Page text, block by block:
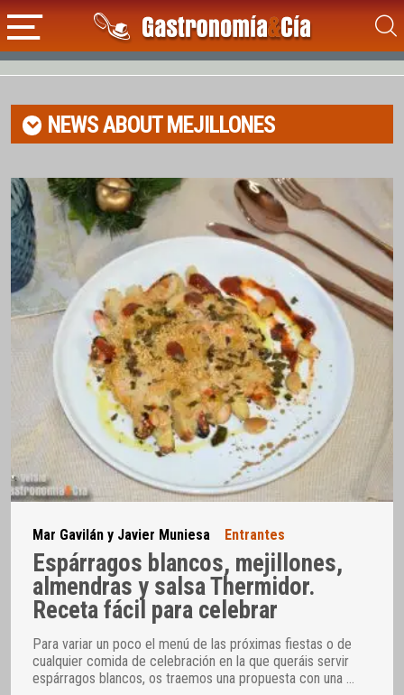
NEWS ABOUTMEJILLONES
Mar Gavilán y Javier Muniesa Entrantes
Espárragos blancos, mejillones,
almendras y salsa Thermidor.
Receta fácil para celebrar
Para variar un poco el menú de las próximas fiestas o de
cualquier comida de celebración en la que queráis servir
espárragos blancos, os traemos una propuesta con una